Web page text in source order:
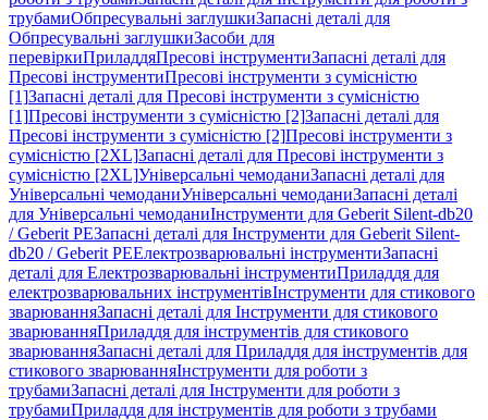
трубамиОбпресувальні заглушкиЗапасні деталі для
Обпресувальні заглушкиЗасоби для
перевіркиПриладдяПресові інструментиЗапасні деталі для
Пресові інструментиПресові інструменти з сумісністю
[1]Запасні деталі для Пресові інструменти з сумісністю
[1]Пресові інструменти з сумісністю [2]Запасні деталі для
Пресові інструменти з сумісністю [2]Пресові інструменти з
сумісністю [2XL]Запасні деталі для Пресові інструменти з
сумісністю [2XL]Універсальні чемоданиЗапасні деталі для
Універсальні чемоданиУніверсальні чемоданиЗапасні деталі
для Універсальні чемоданиІнструменти для Geberit Silent-db20
/ Geberit PEЗапасні деталі для Інструменти для Geberit Silent-
db20 / Geberit PEЕлектрозварювальні інструментиЗапасні
деталі для Електрозварювальні інструментиПриладдя для
електрозварювальних інструментівІнструменти для стикового
зварюванняЗапасні деталі для Інструменти для стикового
зварюванняПриладдя для інструментів для стикового
зварюванняЗапасні деталі для Приладдя для інструментів для
стикового зварюванняІнструменти для роботи з
трубамиЗапасні деталі для Інструменти для роботи з
трубамиПриладдя для інструментів для роботи з трубами